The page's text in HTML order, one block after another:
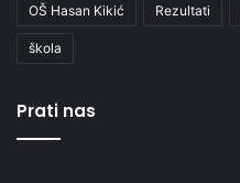
OŠ Hasan Kikić Rezultati
škola
Prati nas